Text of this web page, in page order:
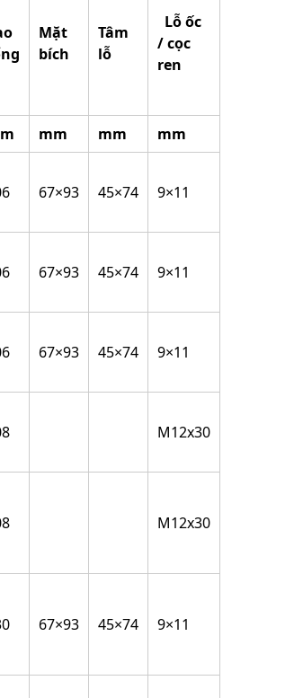
Mặt
bích
Tâm
lỗ
Lỗ ốc
/ cọc
ren
mm mm
mm
67×93 45×74 9×11
67×93 45×74 9×11
67×93 45×74 9×11
M12x30
M12x30
67×93 45×74 9×11